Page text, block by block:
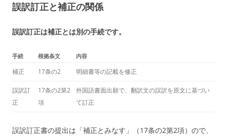
誤訳訂正と補正の関係
誤訳訂正は補正とは別の手続です。
手続 根拠条文 内容
補正 17条の2 明細書等の記載を修正
誤訳訂
正
17条の2第2
項
外国語書面出願で、翻訳文の誤訳を原文に基づい
て訂正
誤訳訂正書の提出は「補正とみなす」（17条の2第2項）ので、